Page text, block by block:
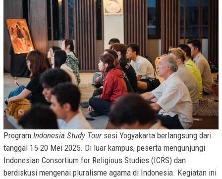
Program Indonesia Study Toursesi Yogyakarta berlangsung dari
tanggal 15-20 Mei 2025. Di luar kampus, peserta mengunjungi
Indonesian Consortium for Religious Studies (ICRS) dan
berdiskusi mengenai pluralisme agama di Indonesia. Kegiatan ini